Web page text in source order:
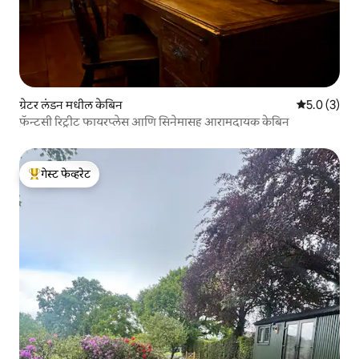
ग्रेटर लंडन मधील केबिन 5 पैकी 5.0
5.0 (3)
फॅन्टसी रिट्रीट फायरप्लेस आणि सिनेमासह आरामदायक केबिन
टॉप गेस्ट फेव्हरेट
गेस्ट फेव्हरेट